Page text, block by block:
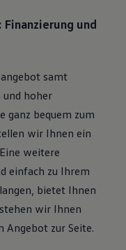
Finanzierung und
samt
hoher
ganz bequem zum
wir Ihnen ein
weitere
einfach zu Ihrem
bietet Ihnen
wir Ihnen
Angebot zur Seite.